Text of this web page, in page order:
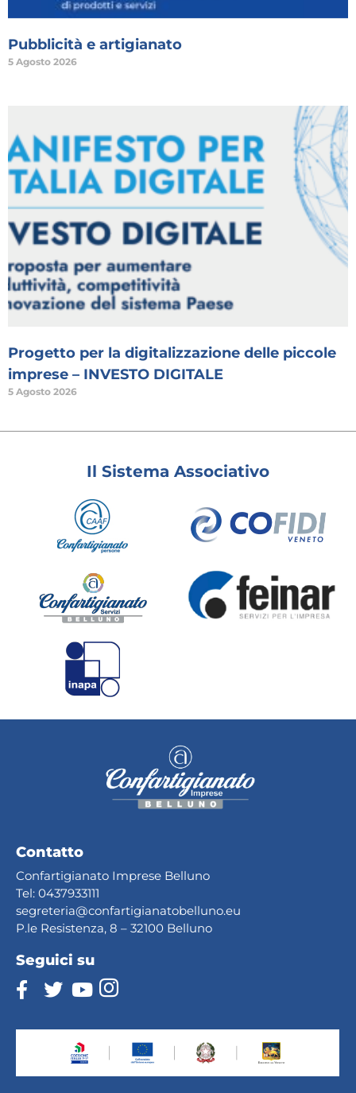
Pubblicità e artigianato
5 Agosto 2026
Progetto per la digitalizzazione delle piccole
imprese – INVESTO DIGITALE
5 Agosto 2026
Il Sistema Associativo
Contatto
Confartigianato Imprese Belluno
Tel: 0437933111
segreteria@confartigianatobelluno.eu
P.le Resistenza, 8 – 32100 Belluno
Seguici su